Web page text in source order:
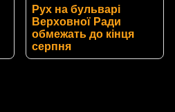
Рух на бульварі
Верховної Ради
обмежать до кінця
серпня